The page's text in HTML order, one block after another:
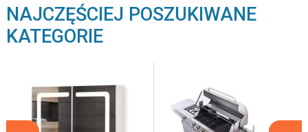
NAJCZĘŚCIEJ POSZUKIWANE
KATEGORIE